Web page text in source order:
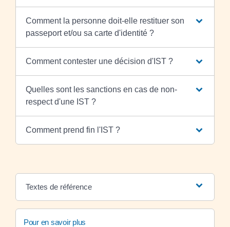
Comment la personne doit-elle restituer son
passeport et/ou sa carte d'identité ?
Comment contester une décision d'IST ?
Quelles sont les sanctions en cas de non-
respect d'une IST ?
Comment prend fin l'IST ?
Textes de référence
Pour en savoir plus